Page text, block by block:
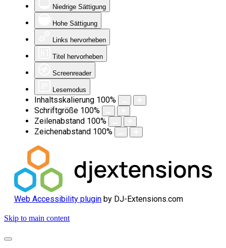
Niedrige Sättigung
Hohe Sättigung
Links hervorheben
Titel hervorheben
Screenreader
Lesemodus
Inhaltsskalierung 100%
Schriftgröße 100%
Zeilenabstand 100%
Zeichenabstand 100%
Web Accessibility plugin by DJ-Extensions.com
Skip to main content